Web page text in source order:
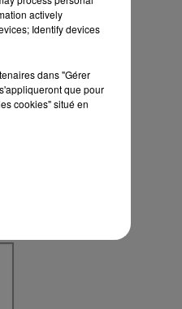
actively
Identify devices
dans "Gérer
que pour
cookies" situé en